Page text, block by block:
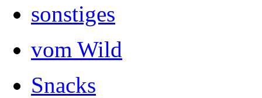
sonstiges
vom Wild
Snacks